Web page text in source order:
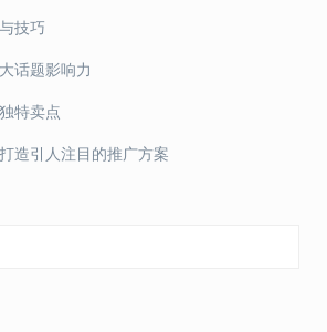
技巧
话题影响力
特卖点
造引人注目的推广方案